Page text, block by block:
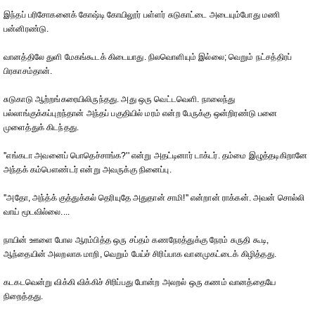
இந்தப் பரிசோகனைக் கோஷ்டி கோயிலூர் பள்ளர் சுடுகாட்டை அடையும்போது மணி
பன்னிரண்டு.
வானத்திலே துளி மேகங்கூடக் கிடையாது. நிலவொளியும் இல்லை; வெறும் நட்சத்திரப்
பிரகாசம்தான்.
சுடுகாடு ஆற்றங்கரையிலிருந்தது. அது ஒரு வெட்டவெளி. நாலைந்து
பல்லாங்குக்கப்புறந்தான் அந்தப் பகுதியில் மரம் என்ற பேருக்கு ஒன்றிரண்டு பனை
முளைத்துக் கிடந்தது.
''எங்கடா அவனைப் பொதெச்சாங்க?'' என்று அதட்டினார் டாக்டர். தம்மை இழுத்தடிகிறானே
அந்தக் கம்பௌண்டர் என்று அவருக்கு நினைப்பு.
''அதோ, அந்த்க் குத்துக்கல் தெரியுதே அதுதான் சாமி!'' என்றான் ராக்கன். அவன் சொல்லி
வாய் மூடவில்லை....
நாயின் ஊளை போல ஆரம்பித்த ஒரு சப்தம் கணநேரத்துக்கு நேரம் சுருதி கூடி,
ஆந்தையின் அலறலாக மாறி, வெறும் பேய்ச் சிரிப்பாக வானமுகட்டைக் கிழித்தது.
கடகடவென்று விக்கி விக்கிச் சிரிப்பது போன்ற அலறல் ஒரு கணம் வானத்தையே
நிறைத்தது.